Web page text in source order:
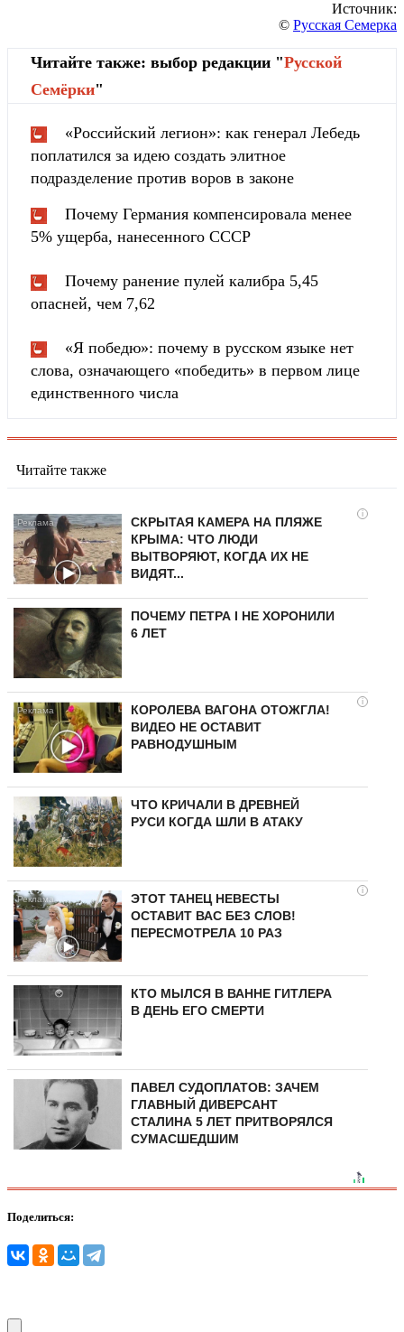
Источник:
© Русская Семерка
Читайте также: выбор редакции "Русской
Cемёрки"
«Российский легион»: как генерал Лебедь
поплатился за идею создать элитное
подразделение против воров в законе
Почему Германия компенсировала менее
5% ущерба, нанесенного СССР
Почему ранение пулей калибра 5,45
опасней, чем 7,62
«Я победю»: почему в русском языке нет
слова, означающего «победить» в первом лице
единственного числа
Читайте также
i
СКРЫТАЯ КАМЕРА НА ПЛЯЖЕ
КРЫМА: ЧТО ЛЮДИ
ВЫТВОРЯЮТ, КОГДА ИХ НЕ
ВИДЯТ...
ПОЧЕМУ ПЕТРА I НЕ ХОРОНИЛИ
6 ЛЕТ
i
КОРОЛЕВА ВАГОНА ОТОЖГЛА!
ВИДЕО НЕ ОСТАВИТ
РАВНОДУШНЫМ
ЧТО КРИЧАЛИ В ДРЕВНЕЙ
РУСИ КОГДА ШЛИ В АТАКУ
i
ЭТОТ ТАНЕЦ НЕВЕСТЫ
ОСТАВИТ ВАС БЕЗ СЛОВ!
ПЕРЕСМОТРЕЛА 10 РАЗ
КТО МЫЛСЯ В ВАННЕ ГИТЛЕРА
В ДЕНЬ ЕГО СМЕРТИ
ПАВЕЛ СУДОПЛАТОВ: ЗАЧЕМ
ГЛАВНЫЙ ДИВЕРСАНТ
СТАЛИНА 5 ЛЕТ ПРИТВОРЯЛСЯ
СУМАСШЕДШИМ
Поделиться: